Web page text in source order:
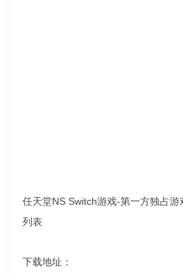
任天堂NS Switch游戏-第一方独占
列
下载地址：